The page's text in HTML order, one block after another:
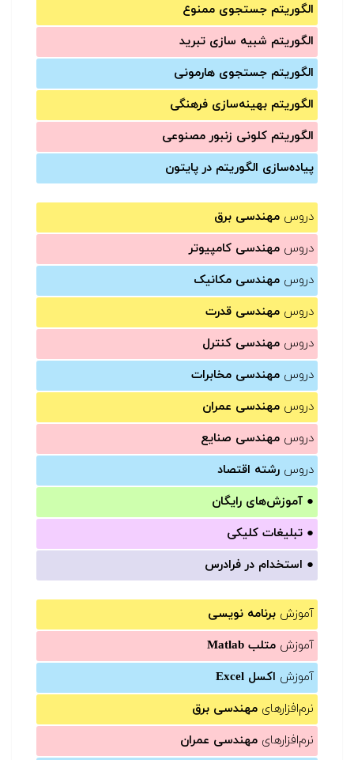
الگوریتم جستجوی ممنوع
الگوریتم شبیه سازی تبرید
الگوریتم جستجوی هارمونی
الگوریتم بهینه‌سازی فرهنگی
الگوریتم کلونی زنبور مصنوعی
پیاده‌سازی الگوریتم در پایتون
دروس مهندسی برق
دروس مهندسی کامپیوتر
دروس مهندسی مکانیک
دروس مهندسی قدرت
دروس مهندسی کنترل
دروس مهندسی مخابرات
دروس مهندسی عمران
دروس مهندسی صنایع
دروس رشته اقتصاد
● آموزش‌های رایگان
● تبلیغات کلیکی
● استخدام در فرادرس
آموزش برنامه نویسی
آموزش متلب Matlab
آموزش اکسل Excel
نرم‌افزارهای مهندسی برق
نرم‌افزارهای مهندسی عمران